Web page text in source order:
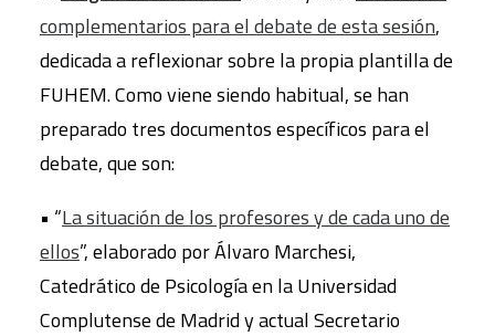
complementarios para el debate de esta sesión,
dedicada a reflexionar sobre la propia plantilla de
FUHEM. Como viene siendo habitual, se han
preparado tres documentos específicos para el
debate, que son:
• “La situación de los profesores y de cada uno de
ellos”, elaborado por Álvaro Marchesi,
Catedrático de Psicología en la Universidad
Complutense de Madrid y actual Secretario